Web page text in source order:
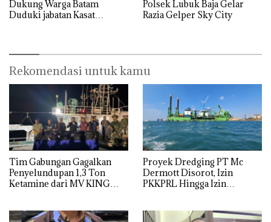
Dukung Warga Batam
Duduki jabatan Kasat
Polsek Lubuk Baja Gelar
Razia Gelper Sky City
Rekomendasi untuk kamu
Tim Gabungan Gagalkan
Penyelundupan 1,3 Ton
Ketamine dari MV KING
Proyek Dredging PT Mc
Dermott Disorot, Izin
PKKPRL Hingga Izin